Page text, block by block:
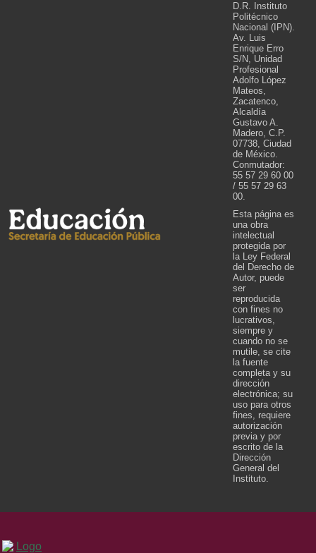
D.R. Instituto
Politécnico
Nacional (IPN).
Av. Luis
Enrique Erro
S/N, Unidad
Profesional
Adolfo López
Mateos,
Zacatenco,
Alcaldía
Gustavo A.
Madero, C.P.
07738, Ciudad
de México.
Conmutador:
55 57 29 60 00
/ 55 57 29 63
00.
Esta página es
una obra
intelectual
protegida por
la Ley Federal
del Derecho de
Autor, puede
ser
reproducida
con fines no
lucrativos,
siempre y
cuando no se
mutile, se cite
la fuente
completa y su
dirección
electrónica; su
uso para otros
fines, requiere
autorización
previa y por
escrito de la
Dirección
General del
Instituto.